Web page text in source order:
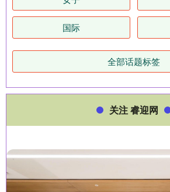
国际
全部话题标签
关注 睿迎网